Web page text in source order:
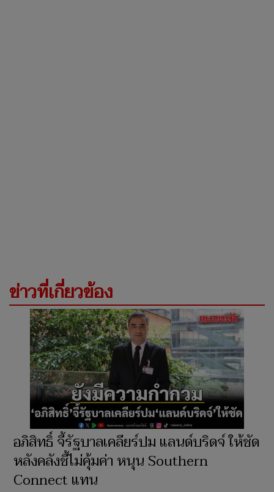
ข่าวที่เกี่ยวข้อง
อภิสิทธิ์ จี้รัฐบาลเคลียร์ปม แลนด์บริดจ์ ให้ชัด
หลังคลังชี้ไม่คุ้มค่า หนุน Southern
Connect แทน